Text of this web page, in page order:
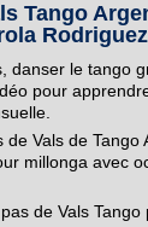
Tango
Rodriguez
danser le tango
pour
de Vals de Tango
millonga avec
de Vals Tango